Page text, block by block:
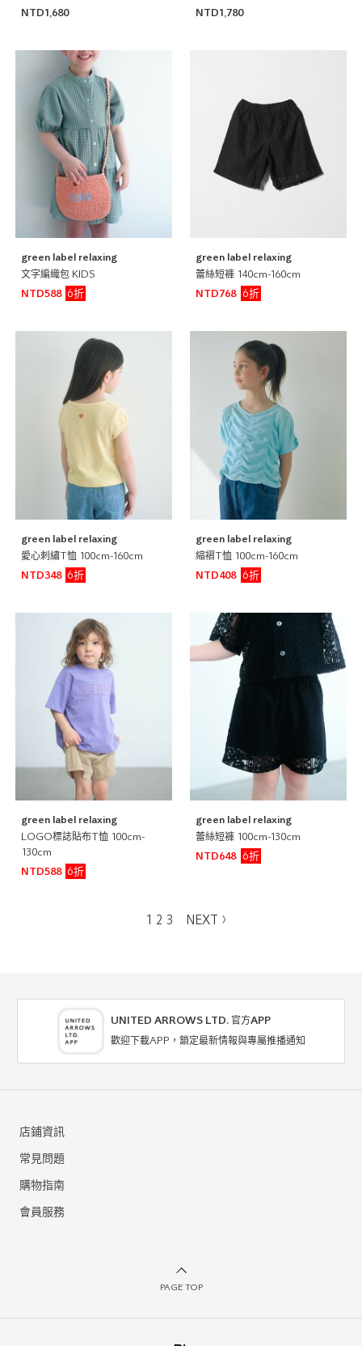
NTD1,680
NTD1,780
green label relaxing
文字編織包 KIDS
NTD588
6折
green label relaxing
蕾絲短褲 140cm-160cm
NTD768
6折
green label relaxing
愛心刺繡T恤 100cm-160cm
NTD348
6折
green label relaxing
縮褶T恤 100cm-160cm
NTD408
6折
green label relaxing
LOGO標誌貼布T恤 100cm-
130cm
NTD588
6折
green label relaxing
蕾絲短褲 100cm-130cm
NTD648
6折
1 2 3 NEXT
UNITED ARROWS LTD. 官方APP
歡迎下載APP，鎖定最新情報與專屬推播通知
店鋪資訊
常見問題
購物指南
會員服務
PAGE TOP